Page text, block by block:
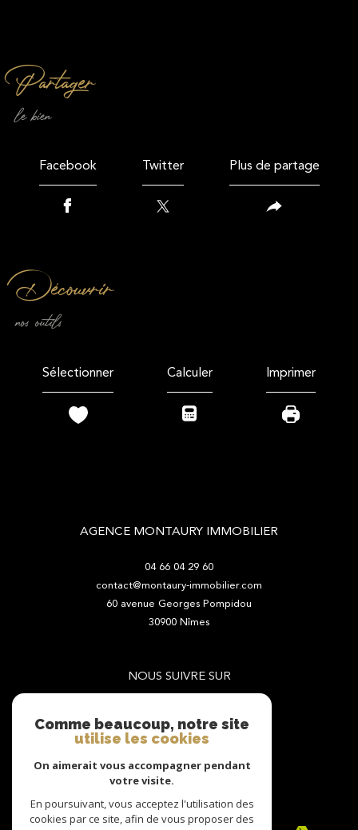
partager
le bien
Facebook Twitter Plus de partage
découvrir
nos outils
Sélectionner Calculer Imprimer
AGENCE MONTAURY IMMOBILIER
04 66 04 29 60
contact@montaury-immobilier.com
60 avenue Georges Pompidou
30900
Nîmes
NOUS SUIVRE SUR
ADHÉRENTS
Comme beaucoup, notre site
utilise les cookies
On aimerait vous accompagner pendant
votre visite.
En poursuivant, vous acceptez l'utilisation des
cookies par ce site, afin de vous proposer des